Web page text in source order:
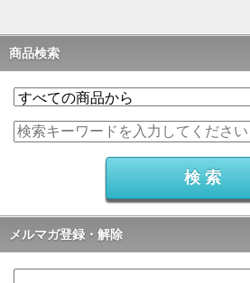
商品検索
メルマガ登録・解除